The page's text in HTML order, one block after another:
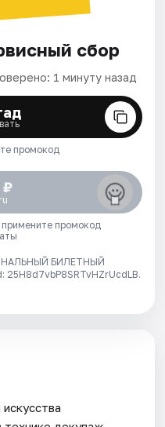
сбор
1 минуту назад
промокод
₽
промокод
БИЛЕТНЫЙ